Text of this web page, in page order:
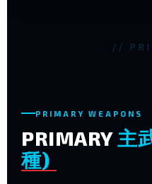
//
PRIMARY WEAPONS
PRIMARY主
種)